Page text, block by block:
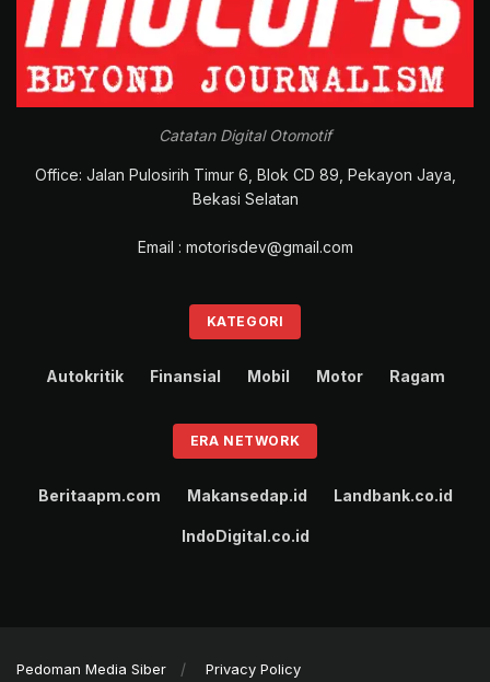
Catatan Digital Otomotif
Office: Jalan Pulosirih Timur 6, Blok CD 89, Pekayon Jaya,
Bekasi Selatan
Email : motorisdev@gmail.com
KATEGORI
Autokritik Finansial Mobil Motor Ragam
ERA NETWORK
Beritaapm.com Makansedap.id Landbank.co.id
IndoDigital.co.id
Pedoman Media Siber Privacy Policy